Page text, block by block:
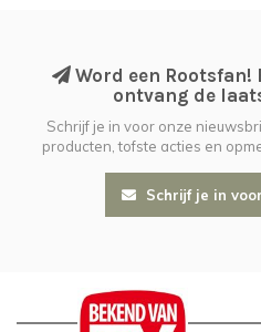
Word een Rootsfan!
ontvang de
Schrijf je in voor onze
producten, tofste acties en
Schrijf je in